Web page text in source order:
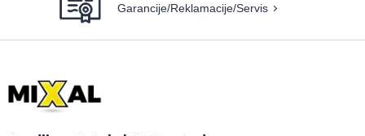
Garancije/Reklamacije/Servis